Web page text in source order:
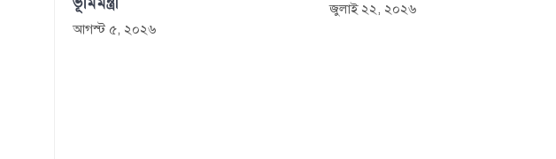
আগস্ট ৫, ২০২৬
জুলাই ২২, ২০২৬